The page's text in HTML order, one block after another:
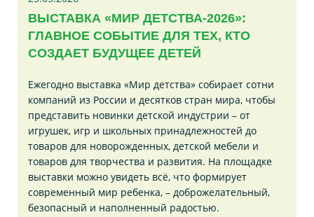
ВЫСТАВКА «МИР ДЕТСТВА-2026»:
ГЛАВНОЕ СОБЫТИЕ ДЛЯ ТЕХ, КТО
СОЗДАЕТ БУДУЩЕЕ ДЕТЕЙ
Ежегодно выставка «Мир детства» собирает сотни
компаний из России и десятков стран мира, чтобы
представить новинки детской индустрии – от
игрушек, игр и школьных принадлежностей до
товаров для новорожденных, детской мебели и
товаров для творчества и развития. На площадке
выставки можно увидеть всё, что формирует
современный мир ребенка, – доброжелательный,
безопасный и наполненный радостью.